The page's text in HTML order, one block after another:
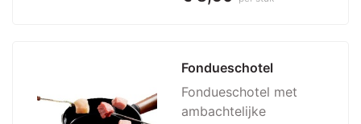
Fondueschotel
Fondueschotel met
ambachtelijke